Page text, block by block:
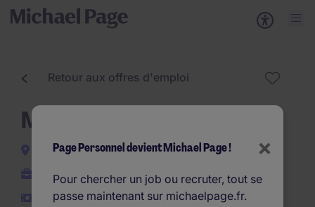
Retour aux offres d'emploi
Métrologue H/F
Saint-Michel-sur-Orge
CDI
€31.200 - €38.400 par
×
Page Personnel devient Michael Page !
Pour chercher un job ou recruter, tout se
passe maintenant sur michaelpage.fr.